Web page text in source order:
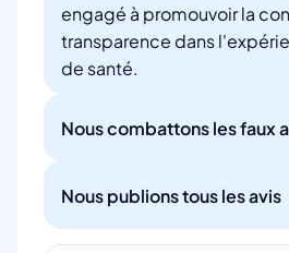
engagé à promouvoir la
transparence dans
de santé.
Nous combattons les faux
Nous publions tous les avis